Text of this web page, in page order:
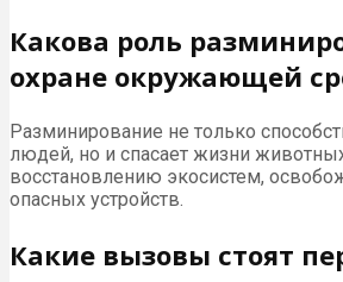
Какова роль
охране окружающей
Разминирование не только
людей, но и спасает жизни
восстановлению экосистем,
опасных устройств.
Какие вызовы стоят